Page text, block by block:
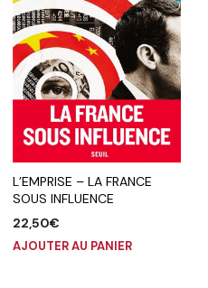
L’EMPRISE – LA FRANCE
SOUS INFLUENCE
22,50€
AJOUTER AU PANIER